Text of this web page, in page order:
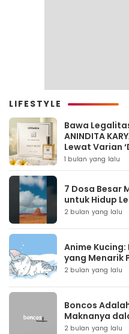
LIFESTYLE
Bawa
ANINDITA
Lewat Varian
1 bulan yang lalu
7 Dosa Besar
untuk Hidup
2 bulan yang lalu
Anime Kucing:
yang Menarik
2 bulan yang lalu
Boncos
Maknanya
2 bulan yang lalu